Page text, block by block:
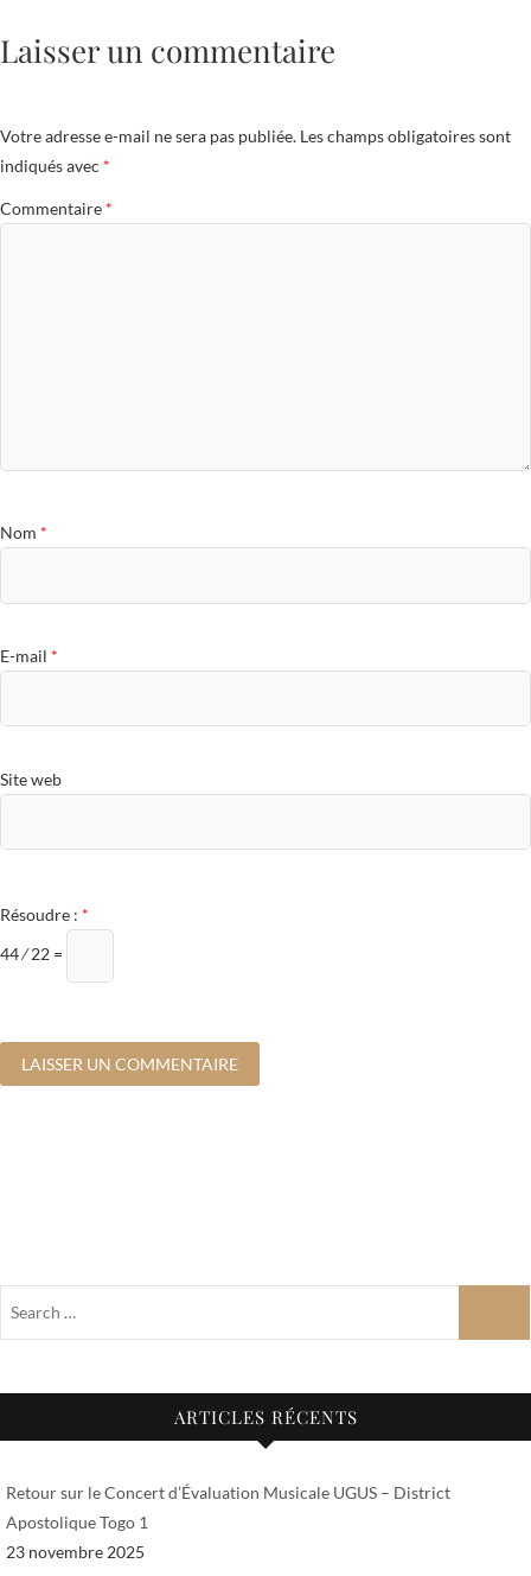
Laisser un commentaire
Votre adresse e-mail ne sera pas publiée. Les champs obligatoires sont
indiqués avec *
Commentaire *
Nom *
E-mail *
Site web
Résoudre : *
44 ⁄ 22 =
ARTICLES RÉCENTS
Retour sur le Concert d’Évaluation Musicale UGUS – District
Apostolique Togo 1
23 novembre 2025